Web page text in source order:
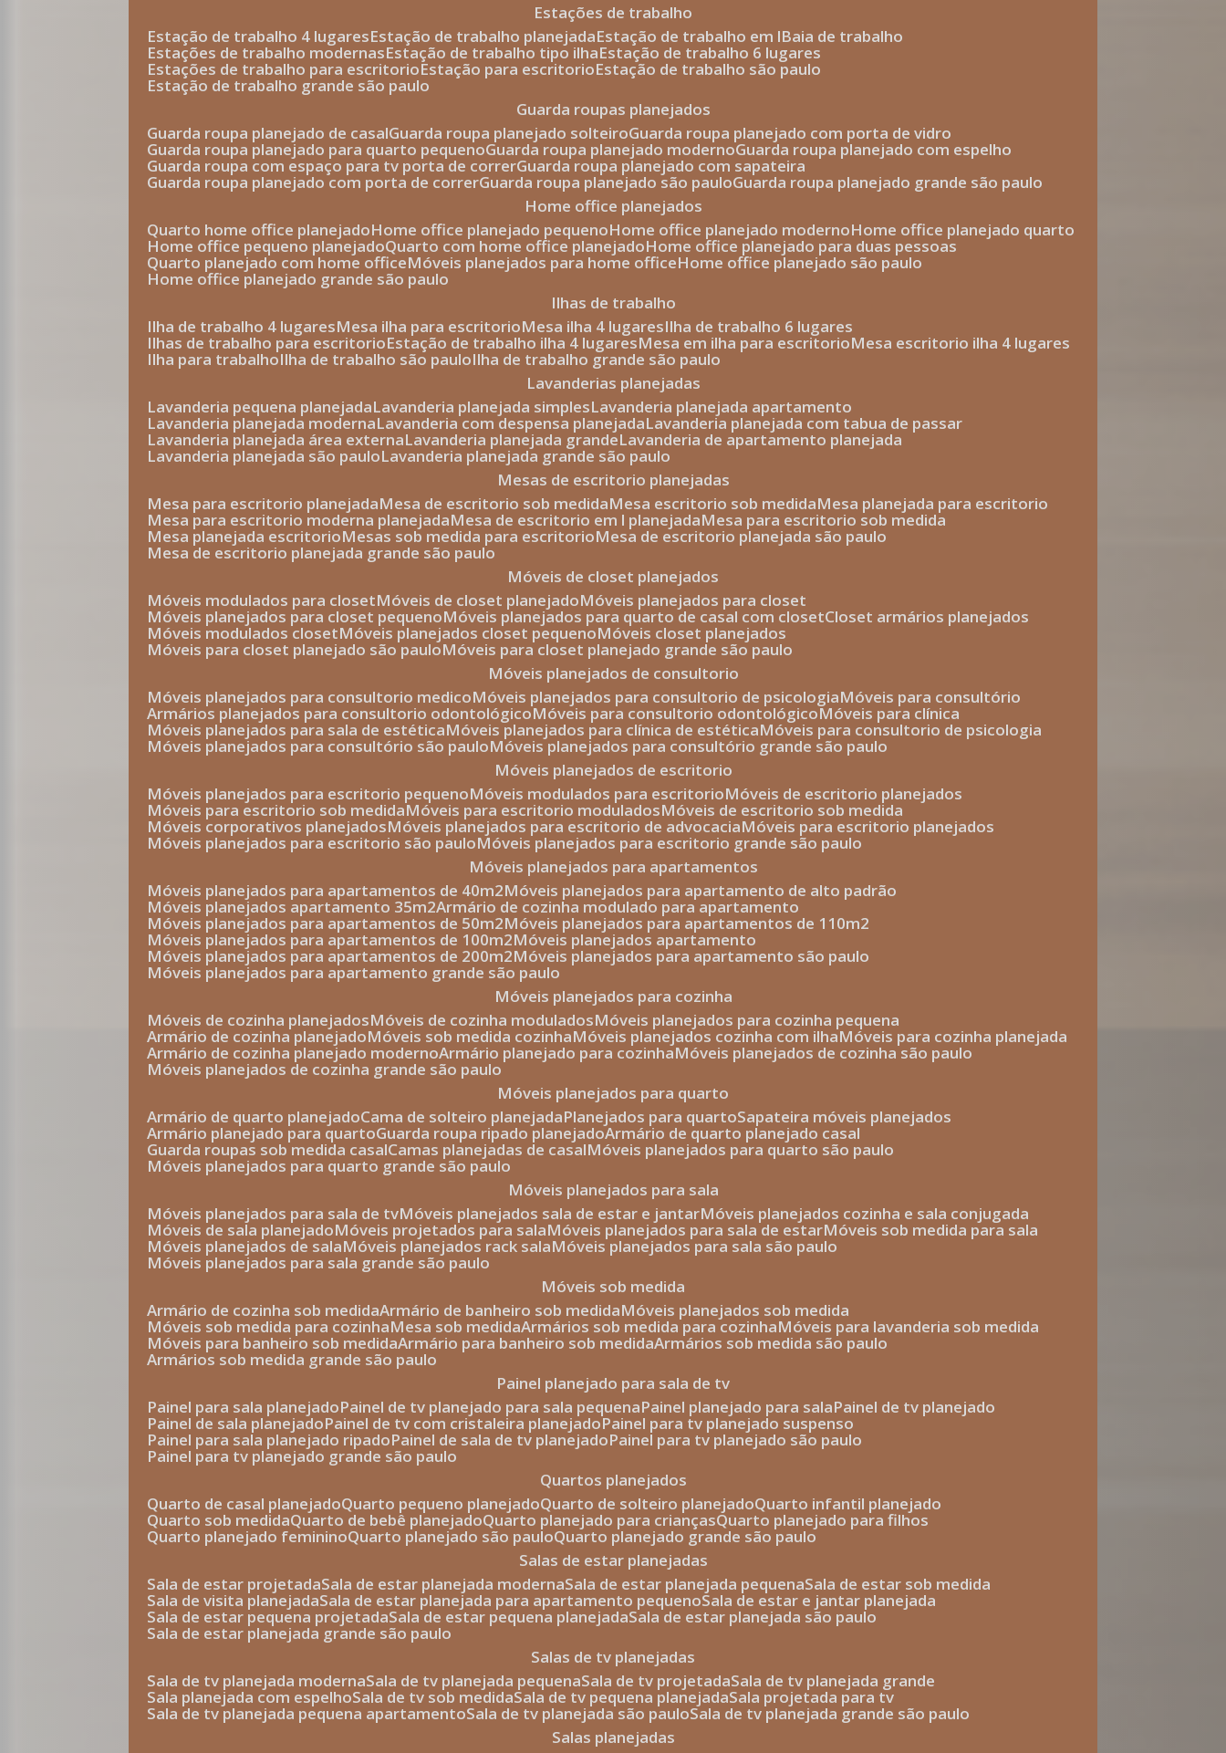
estações de trabalho
estação de trabalho 4 lugares estação de trabalho planejada estação de trabalho em l baia de trabalho
estações de trabalho modernas estação de trabalho tipo ilha estação de trabalho 6 lugares
estações de trabalho para escritorio estação para escritorio estação de trabalho são paulo
estação de trabalho grande são paulo
guarda roupas planejados
guarda roupa planejado de casal
guarda roupa planejado solteiro guarda roupa planejado com porta de vidro
guarda roupa planejado para quarto pequeno guarda roupa planejado moderno guarda roupa planejado com espelho
guarda roupa com espaço para tv porta de correr guarda roupa planejado com sapateira
guarda roupa planejado com porta de correr guarda roupa planejado são paulo
guarda roupa planejado grande são paulo
home office planejados
quarto home office planejado
home office planejado pequeno home office planejado moderno home office planejado quarto
home office pequeno planejado quarto com home office planejado home office planejado para duas pessoas
quarto planejado com home office móveis planejados para home office home office planejado são paulo
home office planejado grande são paulo
ilhas de trabalho
ilha de trabalho 4 lugares
mesa ilha para escritorio mesa ilha 4 lugares ilha de trabalho 6 lugares
ilhas de trabalho para escritorio estação de trabalho ilha 4 lugares mesa em ilha para escritorio mesa escritorio ilha 4 lugares
ilha para trabalho ilha de trabalho são paulo ilha de trabalho grande são paulo
lavanderias planejadas
lavanderia pequena planejada lavanderia planejada simples lavanderia planejada apartamento
lavanderia planejada moderna lavanderia com despensa planejada lavanderia planejada com tabua de passar
lavanderia planejada área externa lavanderia planejada grande lavanderia de apartamento planejada
lavanderia planejada são paulo lavanderia planejada grande são paulo
mesas de escritorio planejadas
mesa para escritorio planejada
mesa de escritorio sob medida mesa escritorio sob medida mesa planejada para escritorio
mesa para escritorio moderna planejada mesa de escritorio em l planejada mesa para escritorio sob medida
mesa planejada escritorio mesas sob medida para escritorio mesa de escritorio planejada são paulo
mesa de escritorio planejada grande são paulo
móveis de closet planejados
móveis modulados para closet
móveis de closet planejado móveis planejados para closet
móveis planejados para closet pequeno móveis planejados para quarto de casal com closet closet armários planejados
móveis modulados closet móveis planejados closet pequeno móveis closet planejados
móveis para closet planejado são paulo
móveis para closet planejado grande são paulo
móveis planejados de consultorio
móveis planejados para consultorio medico
móveis planejados para consultorio de psicologia móveis para consultório
armários planejados para consultorio odontológico móveis para consultorio odontológico móveis para clínica
móveis planejados para sala de estética móveis planejados para clínica de estética móveis para consultorio de psicologia
móveis planejados para consultório são paulo
móveis planejados para consultório grande são paulo
móveis planejados de escritorio
móveis planejados para escritorio pequeno
móveis modulados para escritorio móveis de escritorio planejados
móveis para escritorio sob medida móveis para escritorio modulados móveis de escritorio sob medida
móveis corporativos planejados móveis planejados para escritorio de advocacia móveis para escritorio planejados
móveis planejados para escritorio são paulo
móveis planejados para escritorio grande são paulo
móveis planejados para apartamentos
móveis planejados para apartamentos de 40m2
móveis planejados para apartamento de alto padrão
móveis planejados apartamento 35m2 armário de cozinha modulado para apartamento
móveis planejados para apartamentos de 50m2 móveis planejados para apartamentos de 110m2
móveis planejados para apartamentos de 100m2 móveis planejados apartamento
móveis planejados para apartamentos de 200m2 móveis planejados para apartamento são paulo
móveis planejados para apartamento grande são paulo
móveis planejados para cozinha
móveis de cozinha planejados
móveis de cozinha modulados móveis planejados para cozinha pequena
armário de cozinha planejado móveis sob medida cozinha móveis planejados cozinha com ilha móveis para cozinha planejada
armário de cozinha planejado moderno armário planejado para cozinha móveis planejados de cozinha são paulo
móveis planejados de cozinha grande são paulo
móveis planejados para quarto
armário de quarto planejado cama de solteiro planejada planejados para quarto sapateira móveis planejados
armário planejado para quarto guarda roupa ripado planejado armário de quarto planejado casal
guarda roupas sob medida casal camas planejadas de casal móveis planejados para quarto são paulo
móveis planejados para quarto grande são paulo
móveis planejados para sala
móveis planejados para sala de tv
móveis planejados sala de estar e jantar móveis planejados cozinha e sala conjugada
móveis de sala planejado móveis projetados para sala móveis planejados para sala de estar móveis sob medida para sala
móveis planejados de sala móveis planejados rack sala móveis planejados para sala são paulo
móveis planejados para sala grande são paulo
móveis sob medida
armário de cozinha sob medida armário de banheiro sob medida móveis planejados sob medida
móveis sob medida para cozinha mesa sob medida armários sob medida para cozinha móveis para lavanderia sob medida
móveis para banheiro sob medida armário para banheiro sob medida armários sob medida são paulo
armários sob medida grande são paulo
painel planejado para sala de tv
painel para sala planejado painel de tv planejado para sala pequena painel planejado para sala painel de tv planejado
painel de sala planejado painel de tv com cristaleira planejado painel para tv planejado suspenso
painel para sala planejado ripado painel de sala de tv planejado painel para tv planejado são paulo
painel para tv planejado grande são paulo
quartos planejados
quarto de casal planejado
quarto pequeno planejado quarto de solteiro planejado quarto infantil planejado
quarto sob medida quarto de bebê planejado quarto planejado para crianças quarto planejado para filhos
quarto planejado feminino quarto planejado são paulo
quarto planejado grande são paulo
salas de estar planejadas
sala de estar projetada sala de estar planejada moderna sala de estar planejada pequena sala de estar sob medida
sala de visita planejada sala de estar planejada para apartamento pequeno sala de estar e jantar planejada
sala de estar pequena projetada sala de estar pequena planejada sala de estar planejada são paulo
sala de estar planejada grande são paulo
salas de tv planejadas
sala de tv planejada moderna sala de tv planejada pequena sala de tv projetada sala de tv planejada grande
sala planejada com espelho sala de tv sob medida sala de tv pequena planejada sala projetada para tv
sala de tv planejada pequena apartamento sala de tv planejada são paulo sala de tv planejada grande são paulo
salas planejadas